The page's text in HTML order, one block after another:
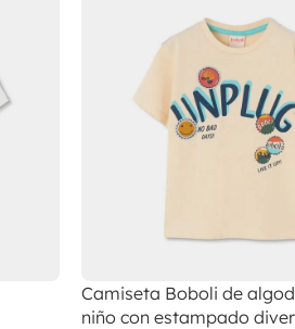
Camiseta Boboli de
niño con estampado